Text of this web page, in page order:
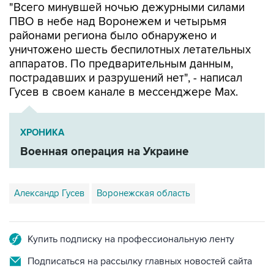
"Всего минувшей ночью дежурными силами
ПВО в небе над Воронежем и четырьмя
районами региона было обнаружено и
уничтожено шесть беспилотных летательных
аппаратов. По предварительным данным,
пострадавших и разрушений нет", - написал
Гусев в своем канале в мессенджере Max.
ХРОНИКА
Военная операция на Украине
Александр Гусев Воронежская область
Купить подписку на профессиональную ленту
Подписаться на рассылку главных новостей сайта